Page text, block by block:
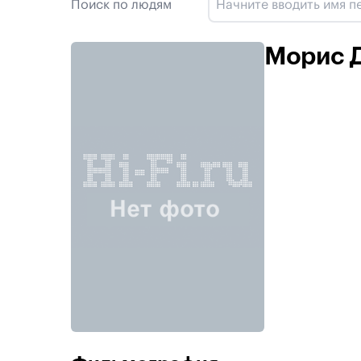
Поиск по людям
Морис